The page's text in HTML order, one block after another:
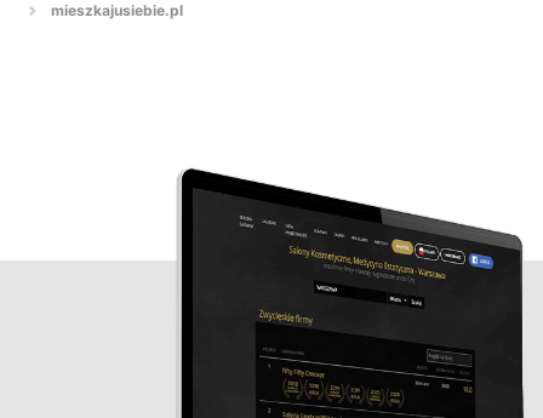
mieszkajusiebie.pl